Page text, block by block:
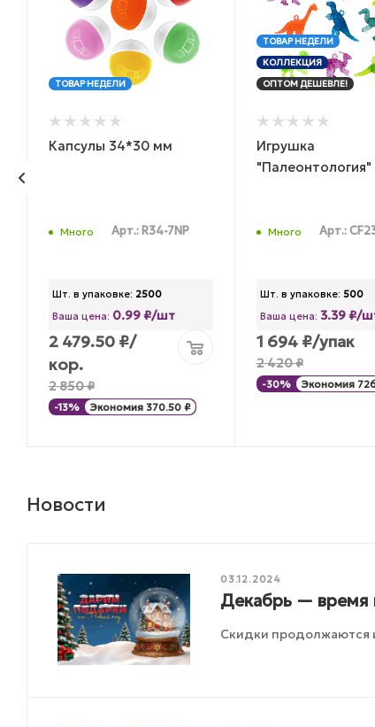
ТОВАР НЕДЕЛИ
Капсулы 34*30 мм
Много Арт.: R34-7NP
Шт. в упаковке: 2500
Ваша цена: 0.99 ₽/шт
2 479.50₽/
кор.
2 850₽
-13% Экономия 370.50₽
ТОВАР НЕДЕЛИ
КОЛЛЕКЦИЯ
ОПТОМ ДЕШЕВЛЕ!
Игрушка
"Палеонтология"
Много Арт.:
Шт. в упаковке: 500
Ваша цена: 3.39 ₽/
1 694₽/упак
2 420₽
-30% Экономия
Новости
03.12.2024
Декабрь — время
Скидки продолжаются